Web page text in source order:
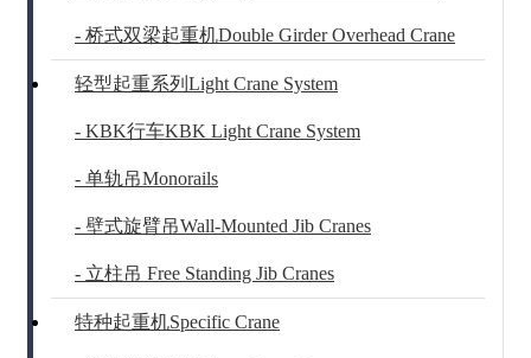
- 桥式双梁起重机Double Girder Overhead Crane
轻型起重系列Light Crane System
- KBK行车KBK Light Crane System
- 单轨吊Monorails
- 壁式旋臂吊Wall-Mounted Jib Cranes
- 立柱吊 Free Standing Jib Cranes
特种起重机Specific Crane